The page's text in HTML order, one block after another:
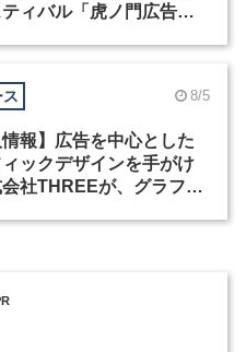
ィバル「虎ノ門広告
8/5
情報】広告を中心とした
ックデザインを手がけ
社THREEが、グラフィ